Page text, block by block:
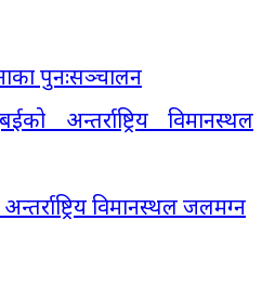
पुनःसञ्चालन
विमानस्थल जलमग्न